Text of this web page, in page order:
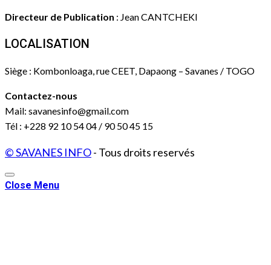
Directeur de Publication : Jean CANTCHEKI
LOCALISATION
Siège : Kombonloaga, rue CEET, Dapaong – Savanes / TOGO
Contactez-nous
Mail: savanesinfo@gmail.com
Tél : +228 92 10 54 04 / 90 50 45 15
© SAVANES INFO- Tous droits reservés
Close Menu